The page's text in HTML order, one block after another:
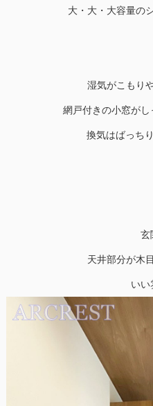
大・大・大容量の
湿気がこもり
網戸付きの小窓が
換気はばっち
玄
天井部分が木
いい